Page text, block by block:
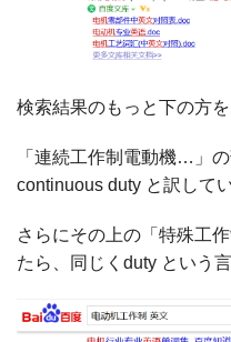
検索結果のもっと下の方を
「連続工作制電動機…」
continuous duty と訳して
さらにその上の「特殊工
たら、同じくduty という